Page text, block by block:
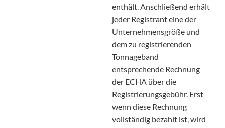
enthält. Anschließend erhält
jeder Registrant eine der
Unternehmensgröße und
dem zu registrierenden
Tonnageband
entsprechende Rechnung
der ECHA über die
Registrierungsgebühr. Erst
wenn diese Rechnung
vollständig bezahlt ist, wird